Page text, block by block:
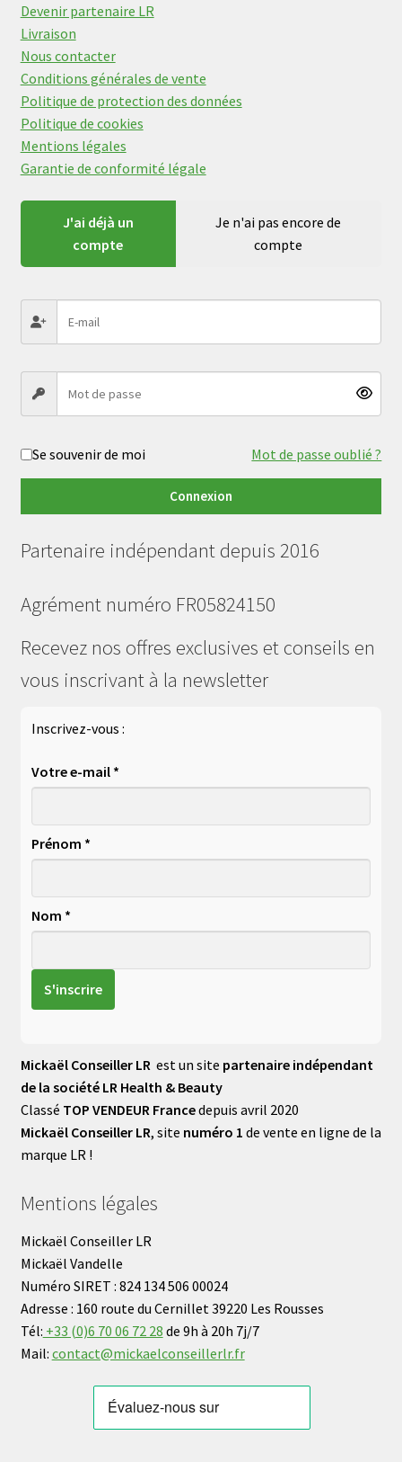
Devenir partenaire LR
Livraison
Nous contacter
Conditions générales de vente
Politique de protection des données
Politique de cookies
Mentions légales
Garantie de conformité légale
J'ai déjà un
compte
Je n'ai pas encore de
compte
Se souvenir de moi Mot de passe oublié ?
Connexion
Partenaire indépendant depuis 2016
Agrément numéro FR05824150
Recevez nos offres exclusives et conseils en
vous inscrivant à la newsletter
Inscrivez-vous :
Votre e-mail *
Prénom *
Nom *
Mickaël Conseiller LR est un site partenaire indépendant
de la société LR Health & Beauty
Classé TOP VENDEUR Francedepuis avril 2020
Mickaël Conseiller LR, site numéro 1 de vente en ligne de la
marque LR !
Mentions légales
Mickaël Conseiller LR
Mickaël Vandelle
Numéro SIRET : 824 134 506 00024
Adresse : 160 route du Cernillet 39220 Les Rousses
Tél: +33 (0)6 70 06 72 28 de 9h à 20h 7j/7
Mail: contact@mickaelconseillerlr.fr